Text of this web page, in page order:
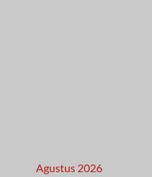
Agustus 2026